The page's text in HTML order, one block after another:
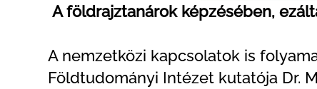
A földrajztanárok képzésében,
A nemzetközi kapcsolatok is
Földtudományi Intézet kutatója Dr.